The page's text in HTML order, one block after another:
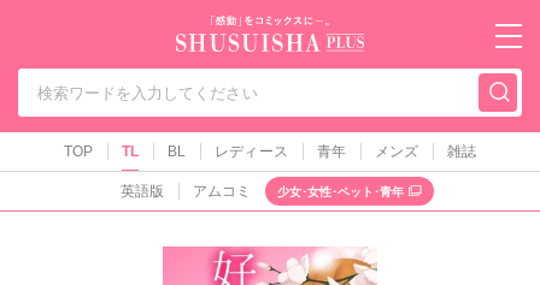
秋水社PLUS（テ
TOP TL BL レディース 青年 メンズ 雑誌
英語版 アムコミ 少女･女性･ペット･青年